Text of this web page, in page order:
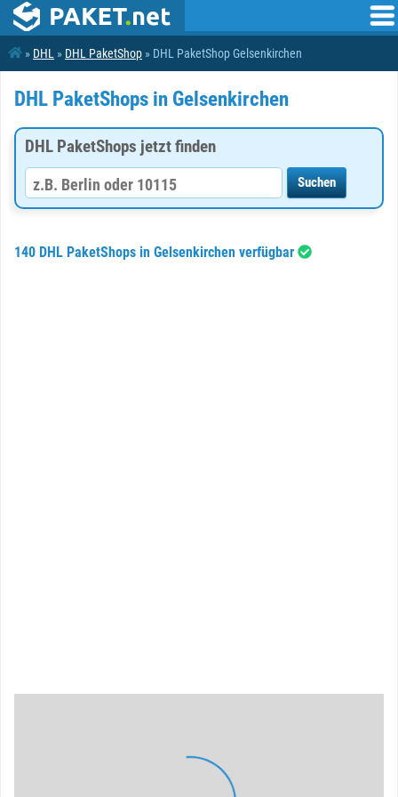
» DHL » DHL PaketShop » DHL PaketShop Gelsenkirchen
DHL PaketShops in Gelsenkirchen
DHL PaketShops jetzt finden
140 DHL PaketShops in Gelsenkirchen verfügbar